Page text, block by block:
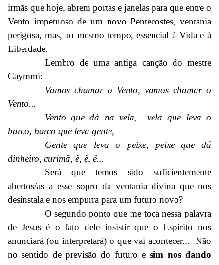
irmãs que hoje, abrem portas e janelas para que entre o
Vento impetuoso de um novo Pentecostes, ventania
perigosa, mas, ao mesmo tempo, essencial à Vida e à
Liberdade.
Lembro de uma antiga canção do mestre
Caymmi:
Vamos chamar o Vento, vamos chamar o
Vento...
Vento que dá na vela, vela que leva o
barco, barco que leva gente,
Gente que leva o peixe, peixe que dá
dinheiro, curimã, ê, ê, ê...
Será que temos sido suficientemente
abertos/as a esse sopro da ventania divina que nos
desinstala e nos empurra para um futuro novo?
O segundo ponto que me toca nessa palavra
de Jesus é o fato dele insistir que o Espírito nos
anunciará (ou interpretará) o que vai acontecer... Não
no sentido de previsão do futuro esim nos dando